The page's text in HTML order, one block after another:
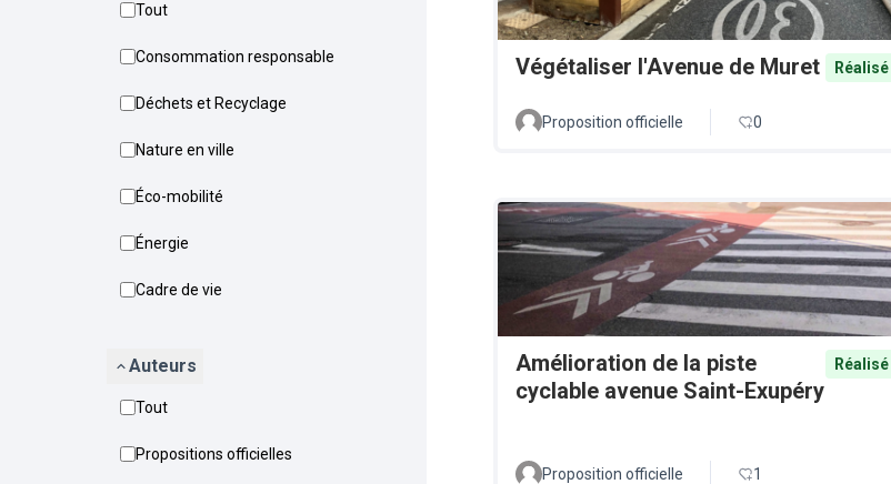
Tout
Consommation responsable
Déchets et Recyclage
Nature en ville
Éco-mobilité
Énergie
Cadre de vie
Auteurs
Tout
Propositions officielles
Végétaliser l'Avenue de Muret Réalisé
Proposition officielle 0
Amélioration de la piste
cyclable avenue Saint-Exupéry
Réalisé
Proposition officielle 1